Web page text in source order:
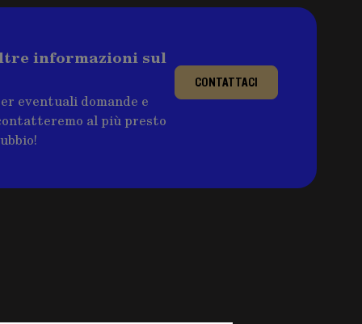
informazioni sul
eventuali domande e
al più presto
CONTATTACI